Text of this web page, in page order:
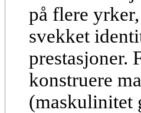
på flere
svekket
prestasjoner.
konstruere
(maskulinitet